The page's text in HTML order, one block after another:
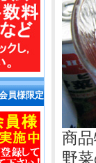
員様限定
商
野